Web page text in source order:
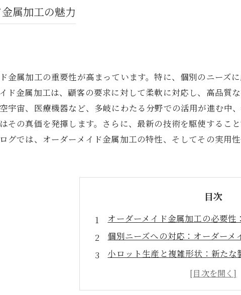
属加工の魅力
金属加工の重要性が高まっています。特に、個別のニーズ
ド金属加工は、顧客の要求に対して柔軟に対応し、高品質
宇宙、医療機器など、多岐にわたる分野での活用が進む
その真価を発揮します。さらに、最新の技術を駆使するこ
グでは、オーダーメイド金属加工の特性、そしてその実用
目次
オーダーメイド金属加工の必要性
個別ニーズへの対応：オーダーメ
小ロット生産と複雑形状：新たな
精度と効率の向上：最新技術がも
顧客満足度を高める：成功事例か